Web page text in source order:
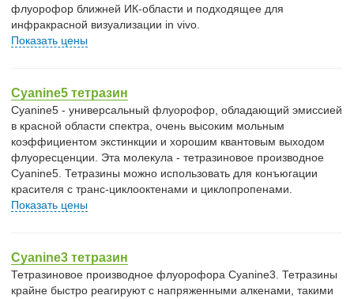
флуорофор ближней ИК-области и подходящее для
инфракрасной визуализации in vivo.
Показать цены
Cyanine5 тетразин
Cyanine5 - универсальный флуорофор, обладающий эмиссией
в красной области спектра, очень высоким мольным
коэффициентом экстинкции и хорошим квантовым выходом
флуоресценции. Эта молекула - тетразиновое производное
Cyanine5. Тетразины можно использовать для конъюгации
красителя с транс-циклооктенами и циклопропенами.
Показать цены
Cyanine3 тетразин
Тетразиновое производное флуорофора Cyanine3. Тетразины
крайне быстро реагируют с напряженными алкенами, такими